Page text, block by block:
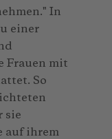
In
einer
Frauen mit
So
sie
auf ihrem